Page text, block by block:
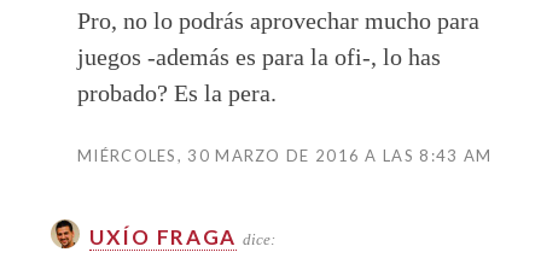
Pro, no lo podrás aprovechar mucho para
juegos -además es para la ofi-, lo has
probado? Es la pera.
MIÉRCOLES, 30 MARZO DE 2016 A LAS 8:43 AM
UXÍO FRAGA dice: